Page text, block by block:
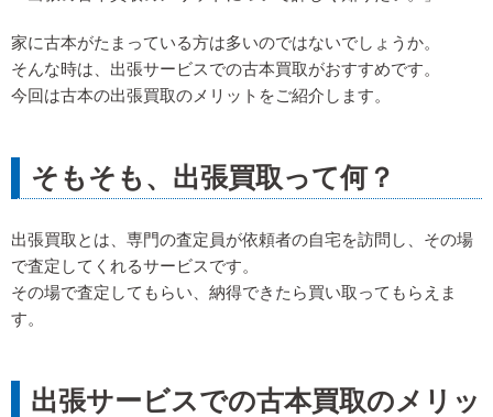
家に古本がたまっている方は多いのではないでしょうか。
そんな時は、出張サービスでの古本買取がおすすめです。
今回は古本の出張買取のメリットをご紹介します。
そもそも、出張買取って何？
出張買取とは、専門の査定員が依頼者の自宅を訪問し、その場
で査定してくれるサービスです。
その場で査定してもらい、納得できたら買い取ってもらえま
す。
出張サービスでの古本買取のメリッ